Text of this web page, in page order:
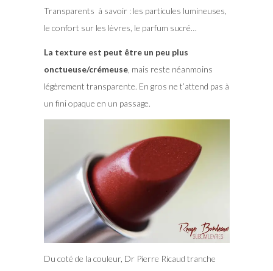
Transparents à savoir : les particules lumineuses,
le confort sur les lèvres, le parfum sucré…
La texture est peut être un peu plus
onctueuse/crémeuse, mais reste néanmoins
légèrement transparente. En gros ne t’attend pas à
un fini opaque en un passage.
Du coté de la couleur, Dr Pierre Ricaud tranche